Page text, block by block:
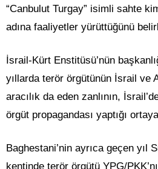
“Canbulut Turgay” isimli sahte
adına faaliyetler yürüttüğünü
İsrail-Kürt Enstitüsü’nün
yıllarda terör örgütünün İsrail ve
aracılık da eden zanlının,
örgüt propagandası yaptığı
Baghestani’nin ayrıca geçen yıl
kentinde terör örgütü YPG/